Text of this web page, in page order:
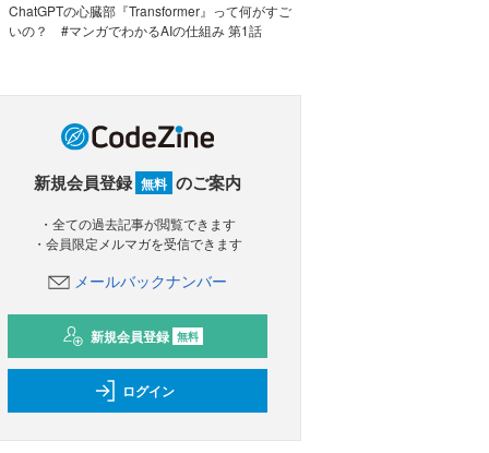
ChatGPTの心臓部『Transformer』って何がすご
いの？ #マンガでわかるAIの仕組み 第1話
新規会員登録 無料 のご案内
・全ての過去記事が閲覧できます
・会員限定メルマガを受信できます
メールバックナンバー
新規会員登録 無料
ログイン